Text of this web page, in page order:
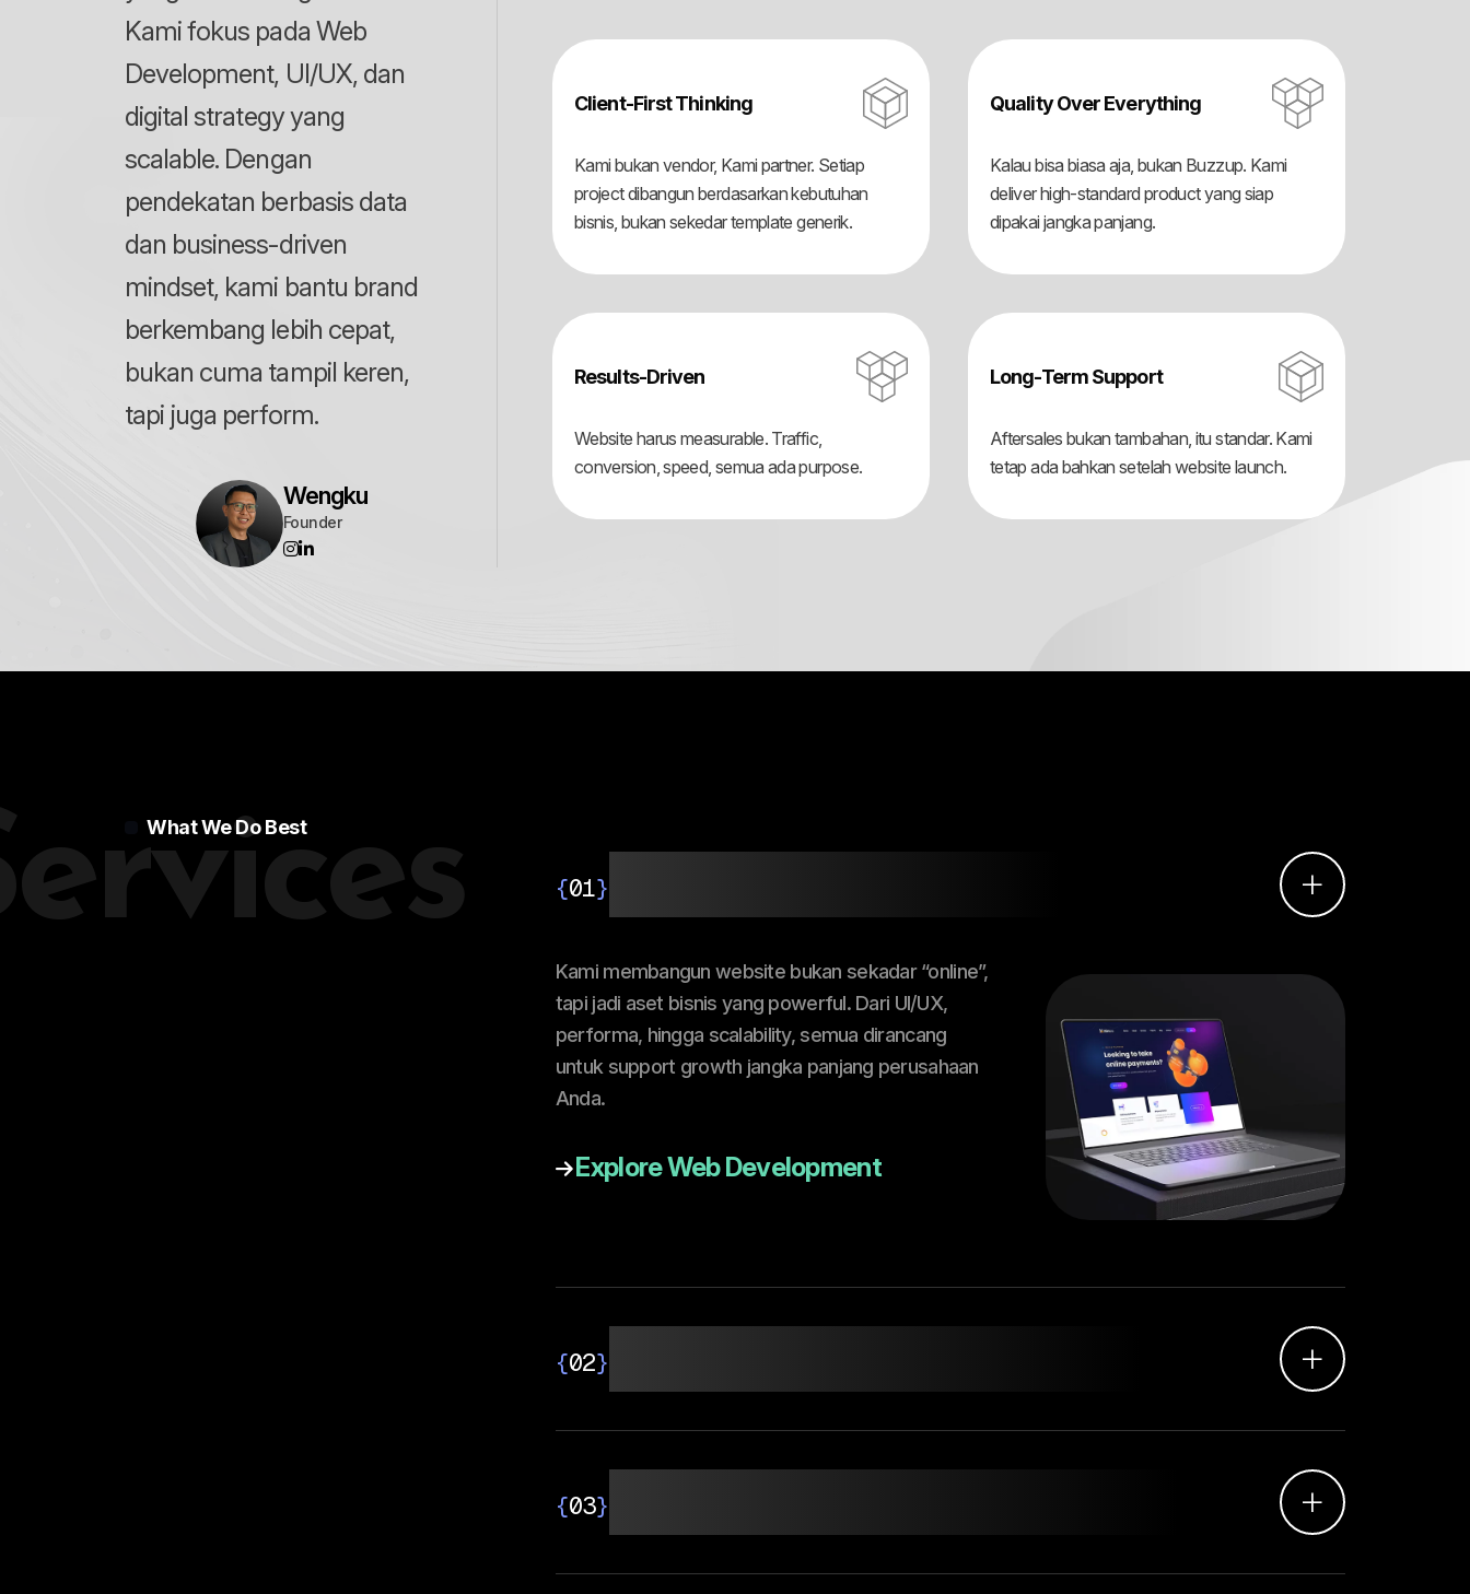
Kami fokus pada Web
Development, UI/UX, dan
digital strategy yang
scalable. Dengan
pendekatan berbasis data
dan business-driven
mindset, kami bantu brand
berkembang lebih cepat,
bukan cuma tampil keren,
tapi juga perform.
Wengku
Founder
Client-First Thinking
Kami bukan vendor, Kami partner. Setiap
project dibangun berdasarkan kebutuhan
bisnis, bukan sekedar template generik.
Quality Over Everything
Kalau bisa biasa aja, bukan Buzzup. Kami
deliver high-standard product yang siap
dipakai jangka panjang.
Results-Driven
Website harus measurable. Traffic,
conversion, speed, semua ada purpose.
Long-Term Support
Aftersales bukan tambahan, itu standar. Kami
tetap ada bahkan setelah website launch.
What We Do Best
{01} +
Kami membangun website bukan sekadar “online”,
tapi jadi aset bisnis yang powerful. Dari UI/UX,
performa, hingga scalability, semua dirancang
untuk support growth jangka panjang perusahaan
Anda.
Explore Web Development
{02} +
{03} +